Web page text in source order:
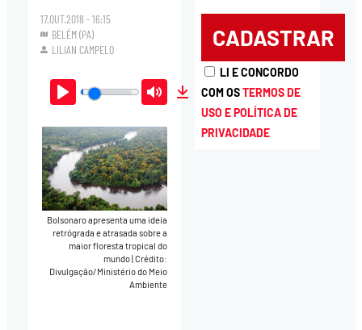
17.OUT.2018 - 16:15
BELÉM (PA)
LILIAN CAMPELO
Play Mute Download
Bolsonaro apresenta uma ideia
retrógrada e atrasada sobre a
maior floresta tropical do
mundo|Crédito:
Divulgação/Ministério do Meio
Ambiente
LI E CONCORDO
COM OSTERMOS DE
USO E POLÍTICA DE
PRIVACIDADE